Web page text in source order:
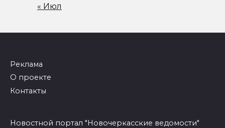
« Июл
Реклама
О проекте
Контакты
Новостной портал "Новочеркасские ведомости"